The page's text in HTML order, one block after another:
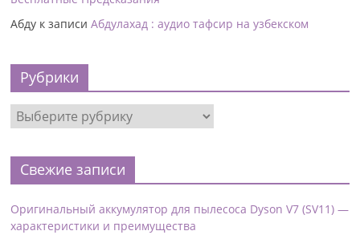
Абду к записиАбдулахад : аудио тафсир на узбекском
Рубрики
Свежие записи
Оригинальный аккумулятор для пылесоса Dyson V7 (SV11) —
характеристики и преимущества